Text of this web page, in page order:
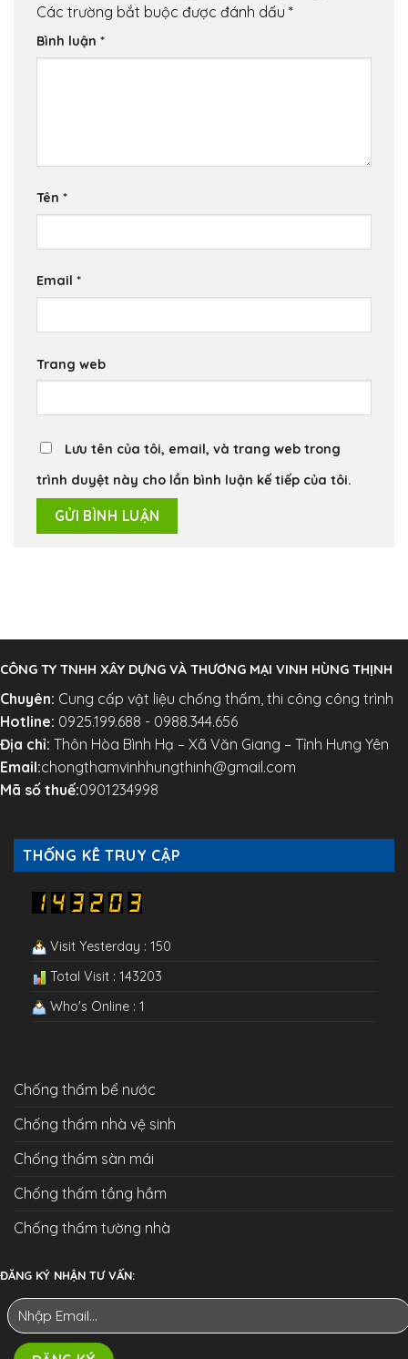
Các trường bắt buộc được đánh dấu *
Bình luận *
Tên *
Email *
Trang web
Lưu tên của tôi, email, và trang web trong
trình duyệt này cho lần bình luận kế tiếp của tôi.
CÔNG TY TNHH XÂY DỰNG VÀ THƯƠNG MẠI VINH HÙNG THỊNH
Chuyên: Cung cấp vật liệu chống thấm, thi công công trình
Hotline: 0925.199.688 - 0988.344.656
Địa chỉ: Thôn Hòa Bình Hạ – Xã Văn Giang – Tỉnh Hưng Yên
Email:chongthamvinhhungthinh@gmail.com
Mã số thuế:0901234998
THỐNG KÊ TRUY CẬP
Visit Yesterday : 150
Total Visit : 143203
Who's Online : 1
Chống thấm bể nước
Chống thấm nhà vệ sinh
Chống thấm sàn mái
Chống thấm tầng hầm
Chống thấm tường nhà
ĐĂNG KÝ NHẬN TƯ VẤN: